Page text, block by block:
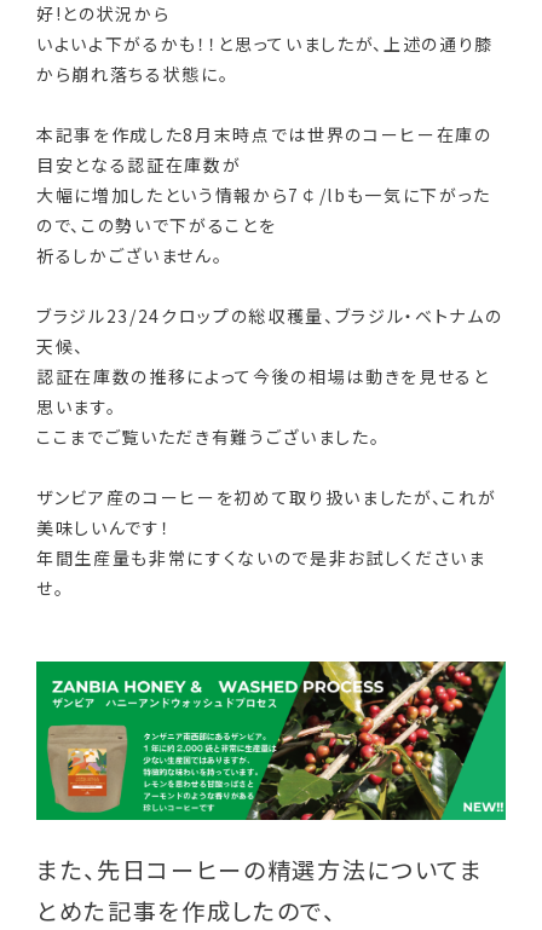
好!との状況から
いよいよ下がるかも！！と思っていましたが、上述の通り膝
から崩れ落ちる状態に。
本記事を作成した8月末時点では世界のコーヒー在庫の
目安となる認証在庫数が
大幅に増加したという情報から7￠/lbも一気に下がった
ので、この勢いで下がることを
祈るしかございません。
ブラジル23/24クロップの総収穫量、ブラジル・ベトナムの
天候、
認証在庫数の推移によって今後の相場は動きを見せると
思います。
ここまでご覧いただき有難うございました。
ザンビア産のコーヒーを初めて取り扱いましたが、これが
美味しいんです！
年間生産量も非常にすくないので是非お試しくださいま
せ。
また、先日コーヒーの精選方法についてま
とめた記事を作成したので、